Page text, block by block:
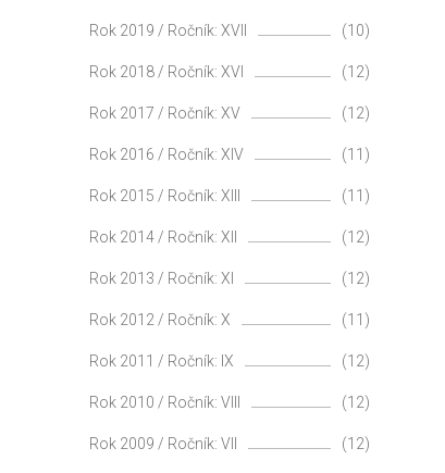
Rok 2019 / Ročník: XVII (10)
Rok 2018 / Ročník: XVI (12)
Rok 2017 / Ročník: XV (12)
Rok 2016 / Ročník: XIV (11)
Rok 2015 / Ročník: XIII (11)
Rok 2014 / Ročník: XII (12)
Rok 2013 / Ročník: XI (12)
Rok 2012 / Ročník: X (11)
Rok 2011 / Ročník: IX (12)
Rok 2010 / Ročník: VIII (12)
Rok 2009 / Ročník: VII (12)